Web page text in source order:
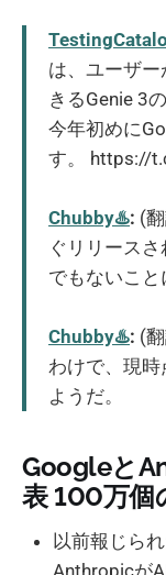
は、ユーザ
きるGenie 3
今年初めに
す。 https://
Chubby♨️: (
ぐリリース
でもないこ
Chubby♨️: (
わけで、現
ようだ。
Googleと
表 100万個
以前報じら